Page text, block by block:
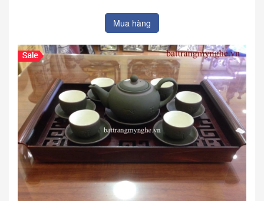
Mua hàng